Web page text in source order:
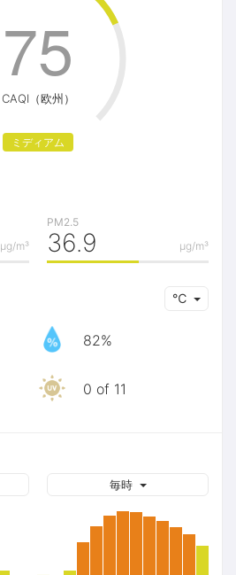
CAQI（欧州）
ミディアム
75
μg/m³
PM2.5
μg/m³
36.9
℃
82%
0 of 11
毎時